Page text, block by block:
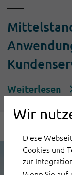
Wir
Diese
Cookies und
zur
Weiterlesen